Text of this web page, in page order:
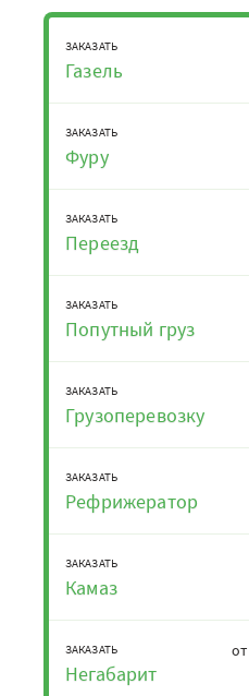
ЗАКАЗАТЬ
Газель
ЗАКАЗАТЬ
Фуру
ЗАКАЗАТЬ
Переезд
ЗАКАЗАТЬ
Попутный груз
ЗАКАЗАТЬ
Грузоперевозку
ЗАКАЗАТЬ
Рефрижератор
ЗАКАЗАТЬ
Камаз
ЗАКАЗАТЬ
Негабарит
от